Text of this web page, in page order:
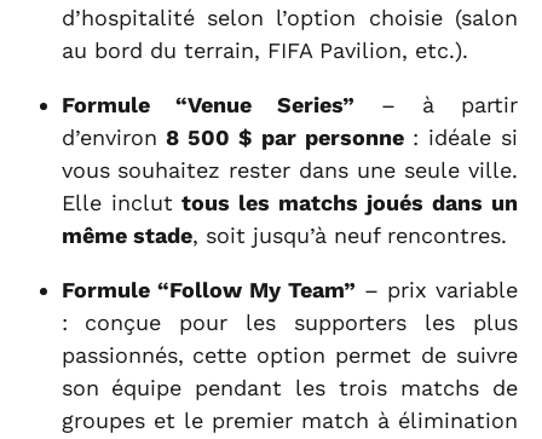
d’hospitalité selon l’option choisie (salon
au bord du terrain, FIFA Pavilion, etc.).
Formule “Venue Series” – à partir
d’environ8 500 $ par personne: idéale si
vous souhaitez rester dans une seule ville.
Elle incluttous les matchs joués dans un
même stade, soit jusqu’à neuf rencontres.
Formule “Follow My Team” – prix variable
: conçue pour les supporters les plus
passionnés, cette option permet de suivre
son équipe pendant les trois matchs de
groupes et le premier match à élimination